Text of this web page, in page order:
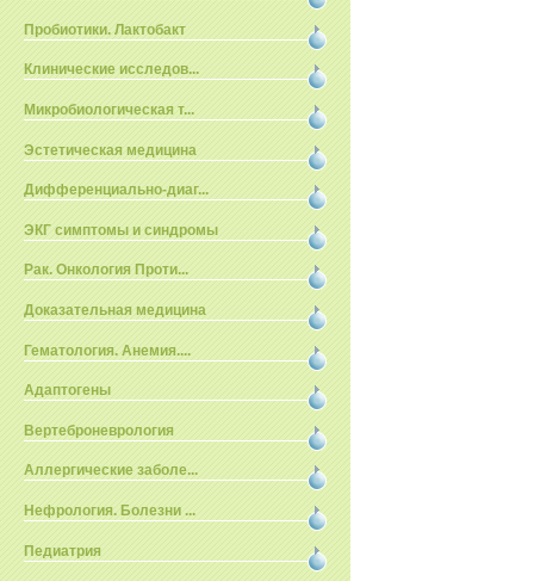
Пробиотики. Лактобакт
Клинические исследов...
Микробиологическая т...
Эстетическая медицина
Дифференциально-диаг...
ЭКГ симптомы и синдромы
Рак. Онкология Проти...
Доказательная медицина
Гематология. Анемия....
Адаптогены
Вертеброневрология
Аллергические заболе...
Нефрология. Болезни ...
Педиатрия